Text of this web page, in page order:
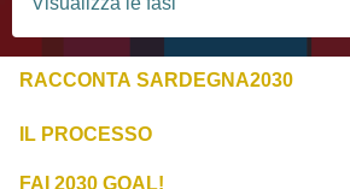
RACCONTA SARDEGNA2030
IL PROCESSO
FAI 2030 GOAL!